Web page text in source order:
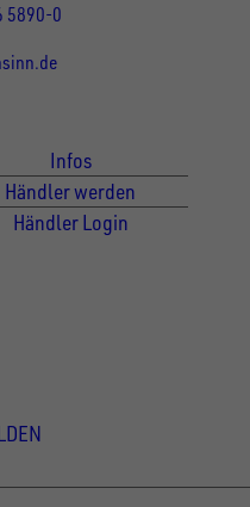
5890-0
Infos
Händler werden
Händler Login